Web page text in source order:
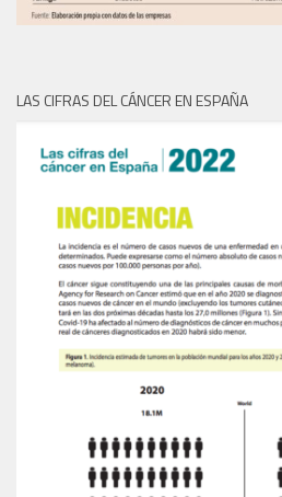
LAS CIFRAS DEL CÁNCER EN ESPAÑA